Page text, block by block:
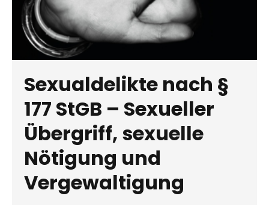
Sexualdelikte nach §
177 StGB – Sexueller
Übergriff, sexuelle
Nötigung und
Vergewaltigung